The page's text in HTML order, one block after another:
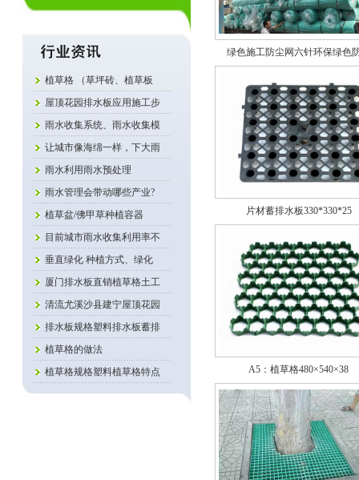
植草格 （草坪砖、植草板
屋顶花园排水板应用施工步
雨水收集系统、雨水收集模
让城市像海绵一样，下大雨
雨水利用雨水预处理
雨水管理会带动哪些产业?
植草盆/佛甲草种植容器
目前城市雨水收集利用率不
垂直绿化 种植方式、绿化
厦门排水板直销植草格土工
清流尤溪沙县建宁屋顶花园
排水板规格塑料排水板蓄排
植草格的做法
植草格规格塑料植草格特点
绿色施工防尘网六针环保绿色
片材蓄排水板330*330*25
A5：植草格480×540×38